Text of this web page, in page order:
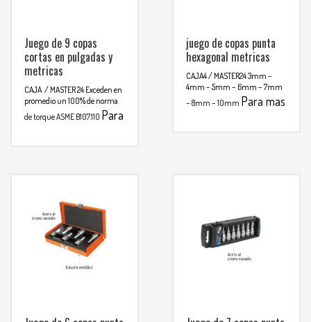
Juego de 9 copas
cortas en pulgadas y
metricas
CAJA / MASTER 24 Exceden en
promedio un 100% de norma
de torque ASME B107.110 Para
juego de copas punta
hexagonal metricas
CAJA4 / MASTER243mm –
4mm – 5mm – 6mm – 7mm
– 8mm – 10mm Para mas